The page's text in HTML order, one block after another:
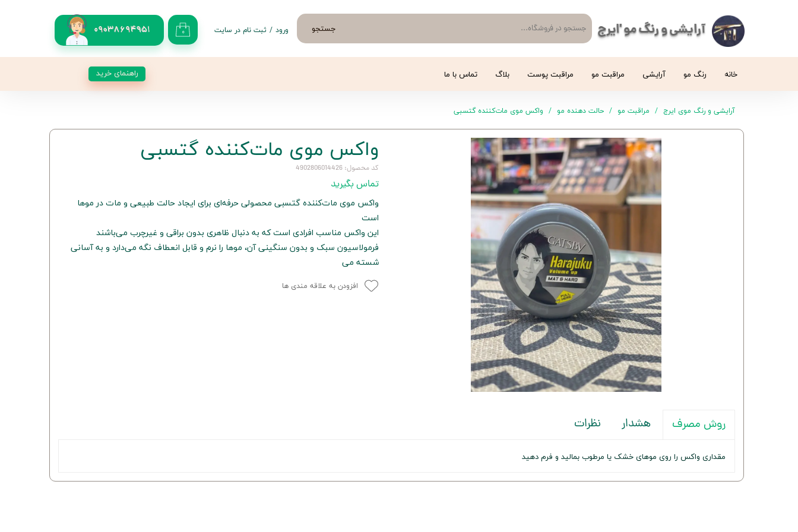
آرایشی و رنگ مو 'ایرج 09038694951 جستجو ۰ ورود / ثبت نام در سایت
خانه رنگ مو آرایشی مراقبت مو مراقبت پوست بلاگ تماس با ما راهنمای خرید
آرایشی و رنگ موی ایرج مراقبت مو حالت دهنده مو واکس موی مات‌کننده گتسبی
واکس موی مات‌کننده گتسبی
کد محصول: 4902806014426
تماس بگیرید
واکس موی مات‌کننده گتسبی محصولی حرفه‌ای برای ایجاد حالت طبیعی و مات در موها
است
این واکس مناسب افرادی است که به دنبال ظاهری بدون براقی و غیرچرب می‌باشند
فرمولاسیون سبک و بدون سنگینی آن، موها را نرم و قابل انعطاف نگه می‌دارد و به آسانی
شسته می
افزودن به علاقه مندی ها
روش مصرف هشدار نظرات
مقداری واکس را روی موهای خشک یا مرطوب بمالید و فرم دهید